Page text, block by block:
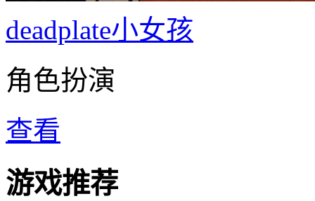
deadplate小女孩
角色扮演
查看
游戏推荐